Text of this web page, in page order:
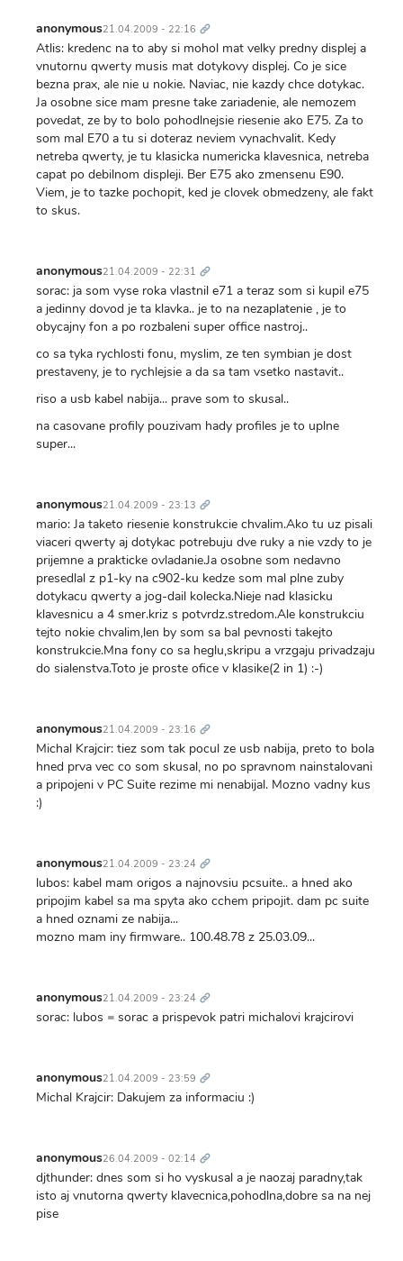
anonymous21.04.2009 - 22:16 odkaz
Atlis: kredenc na to aby si mohol mat velky predny displej a
vnutornu qwerty musis mat dotykovy displej. Co je sice
bezna prax, ale nie u nokie. Naviac, nie kazdy chce dotykac.
Ja osobne sice mam presne take zariadenie, ale nemozem
povedat, ze by to bolo pohodlnejsie riesenie ako E75. Za to
som mal E70 a tu si doteraz neviem vynachvalit. Kedy
netreba qwerty, je tu klasicka numericka klavesnica, netreba
capat po debilnom displeji. Ber E75 ako zmensenu E90.
Viem, je to tazke pochopit, ked je clovek obmedzeny, ale fakt
to skus.
anonymous21.04.2009 - 22:31 odkaz
sorac: ja som vyse roka vlastnil e71 a teraz som si kupil e75
a jedinny dovod je ta klavka.. je to na nezaplatenie , je to
obycajny fon a po rozbaleni super office nastroj..
co sa tyka rychlosti fonu, myslim, ze ten symbian je dost
prestaveny, je to rychlejsie a da sa tam vsetko nastavit..
riso a usb kabel nabija... prave som to skusal..
na casovane profily pouzivam hady profiles je to uplne
super...
anonymous21.04.2009 - 23:13 odkaz
mario: Ja taketo riesenie konstrukcie chvalim.Ako tu uz pisali
viaceri qwerty aj dotykac potrebuju dve ruky a nie vzdy to je
prijemne a prakticke ovladanie.Ja osobne som nedavno
presedlal z p1-ky na c902-ku kedze som mal plne zuby
dotykacu qwerty a jog-dail kolecka.Nieje nad klasicku
klavesnicu a 4 smer.kriz s potvrdz.stredom.Ale konstrukciu
tejto nokie chvalim,len by som sa bal pevnosti takejto
konstrukcie.Mna fony co sa heglu,skripu a vrzgaju privadzaju
do sialenstva.Toto je proste ofice v klasike(2 in 1) :-)
anonymous21.04.2009 - 23:16 odkaz
Michal Krajcir: tiez som tak pocul ze usb nabija, preto to bola
hned prva vec co som skusal, no po spravnom nainstalovani
a pripojeni v PC Suite rezime mi nenabijal. Mozno vadny kus
:)
anonymous21.04.2009 - 23:24 odkaz
lubos: kabel mam origos a najnovsiu pcsuite.. a hned ako
pripojim kabel sa ma spyta ako cchem pripojit. dam pc suite
a hned oznami ze nabija...
mozno mam iny firmware.. 100.48.78 z 25.03.09...
anonymous21.04.2009 - 23:24 odkaz
sorac: lubos = sorac a prispevok patri michalovi krajcirovi
anonymous21.04.2009 - 23:59 odkaz
Michal Krajcir: Dakujem za informaciu :)
anonymous26.04.2009 - 02:14 odkaz
djthunder: dnes som si ho vyskusal a je naozaj paradny,tak
isto aj vnutorna qwerty klavecnica,pohodlna,dobre sa na nej
pise